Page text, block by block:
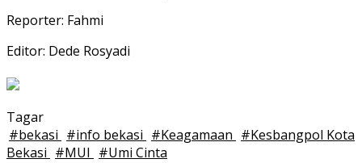
Reporter: Fahmi
Editor: Dede Rosyadi
Tagar
#bekasi #info bekasi #Keagamaan #Kesbangpol Kota
Bekasi #MUI #Umi Cinta